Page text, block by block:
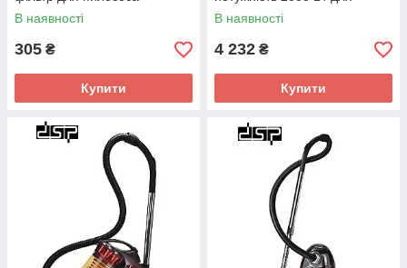
В наявності
305 ₴
Купити
сухого прибирання будинку
В наявності
4 232 ₴
Купити